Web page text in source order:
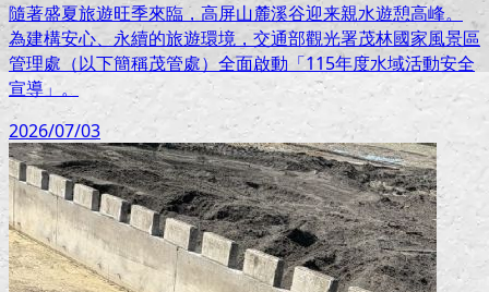
隨著盛夏旅遊旺季來臨，高屏山麓溪谷迎来親水遊憩高峰。
為建構安心、永續的旅遊環境，交通部觀光署茂林國家風景區
管理處（以下簡稱茂管處）全面啟動「115年度水域活動安全
宣導」。
2026/07/03